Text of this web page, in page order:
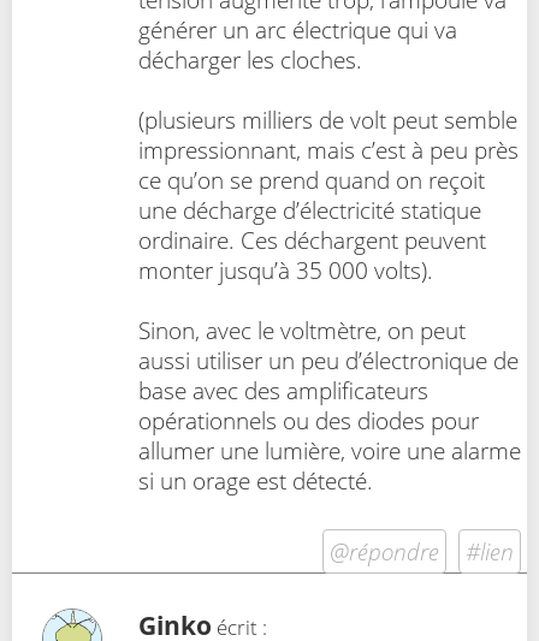
générer un arc électrique qui va
décharger les cloches.
(plusieurs milliers de volt peut semble
impressionnant, mais c’est à peu près
ce qu’on se prend quand on reçoit
une décharge d’électricité statique
ordinaire. Ces déchargent peuvent
monter jusqu’à 35 000 volts).
Sinon, avec le voltmètre, on peut
aussi utiliser un peu d’électronique de
base avec des amplificateurs
opérationnels ou des diodes pour
allumer une lumière, voire une alarme
si un orage est détecté.
@répondre #lien
Ginko écrit :